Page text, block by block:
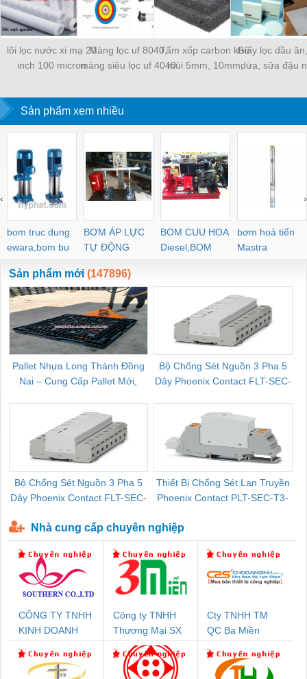
lõi lọc nước xi mạ 20
inch 100 micron
Màng lọc uf 8040,
màng siêu lọc uf 4040
Tấm xốp carbon khử
mùi 5mm, 10mm,
Giấy lọc dầu
dừa, sữa đậu
Sản phẩm xem nhiều
bom truc dung
ewara,bom bu
ewara
BƠM ÁP LỰC
TỰ ĐỘNG
BOM CUU HOA
Diesel,BOM
CHUA CHAY
bơm hoả tiển
Mastra
‹ ›
Sản phẩm mới (147896)
Pallet Nhựa Long Thành Đồng
Nai – Cung Cấp Pallet Mới,
Bộ Chống Sét Nguồn 3 Pha 5
Dây Phoenix Contact FLT-SEC-
Bộ Chống Sét Nguồn 3 Pha 5
Dây Phoenix Contact FLT-SEC-
Thiết Bị Chống Sét Lan Truyền
Phoenix Contact PLT-SEC-T3-
Nhà cung cấp chuyên nghiệp
CÔNG TY TNHH
KINH DOANH
PHƯƠNG NAM
Công ty TNHH
Thương Mại SX
Ba Miền
Cty TNHH TM
QC Ba Miền